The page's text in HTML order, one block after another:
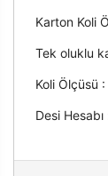
Karton Koli
Tek oluklu
Koli Ölçüsü
Desi